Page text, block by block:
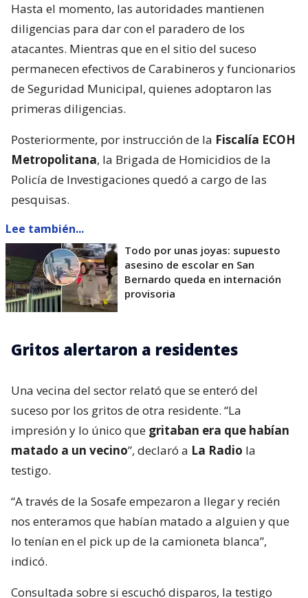
Hasta el momento, las autoridades mantienen
diligencias para dar con el paradero de los
atacantes. Mientras que en el sitio del suceso
permanecen efectivos de Carabineros y funcionarios
de Seguridad Municipal, quienes adoptaron las
primeras diligencias.
Posteriormente, por instrucción de la Fiscalía ECOH
Metropolitana, la Brigada de Homicidios de la
Policía de Investigaciones quedó a cargo de las
pesquisas.
Lee también...
Todo por unas joyas: supuesto
asesino de escolar en San
Bernardo queda en internación
provisoria
Gritos alertaron a residentes
Una vecina del sector relató que se enteró del
suceso por los gritos de otra residente. “La
impresión y lo único que gritaban era que habían
matado a un vecino”, declaró a La Radio la
testigo.
“A través de la Sosafe empezaron a llegar y recién
nos enteramos que habían matado a alguien y que
lo tenían en el pick up de la camioneta blanca”,
indicó.
Consultada sobre si escuchó disparos, la testigo